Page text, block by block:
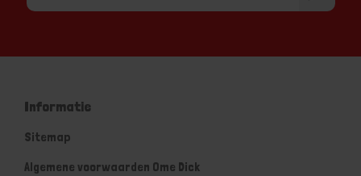
Informatie
Sitemap
Algemene voorwaarden Ome Dick